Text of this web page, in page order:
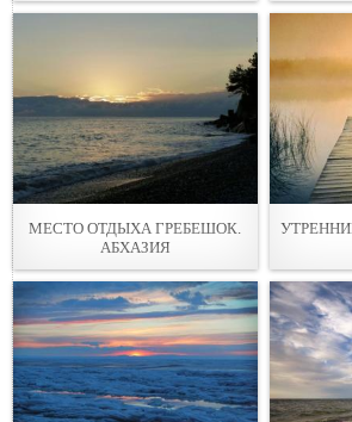
МЕСТО ОТДЫХА ГРЕБЕШОК.
АБХАЗИЯ